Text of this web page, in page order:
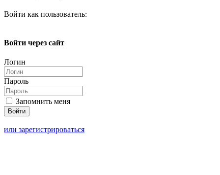
Войти как пользователь:
Войти через сайт
Логин
Пароль
Запомнить меня
или зарегистрироваться